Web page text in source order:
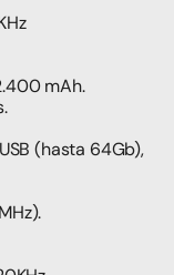
mAh.
(hasta 64Gb),